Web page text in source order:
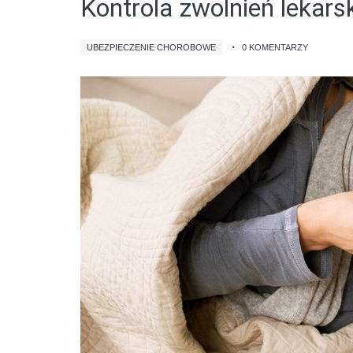
Kontrola zwolnień
UBEZPIECZENIE CHOROBOWE 0 KOMENTARZY